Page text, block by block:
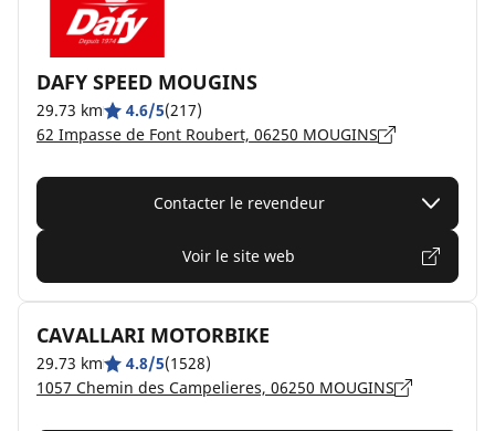
DAFY SPEED MOUGINS
29.73 km 4.6/5(217)
62 Impasse de Font Roubert, 06250 MOUGINS
Contacter le revendeur
Voir le site web
CAVALLARI MOTORBIKE
29.73 km 4.8/5(1528)
1057 Chemin des Campelieres, 06250 MOUGINS